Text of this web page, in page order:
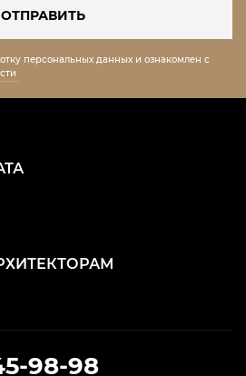
ОТПРАВИТЬ
персональных данных и ознакомлен с
98-98